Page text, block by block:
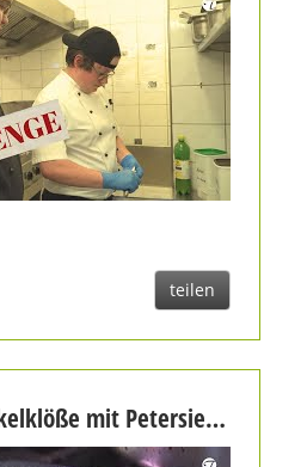
teilen
Sächsische Wickelklöße mit Petersielien-Brösel-Füllung